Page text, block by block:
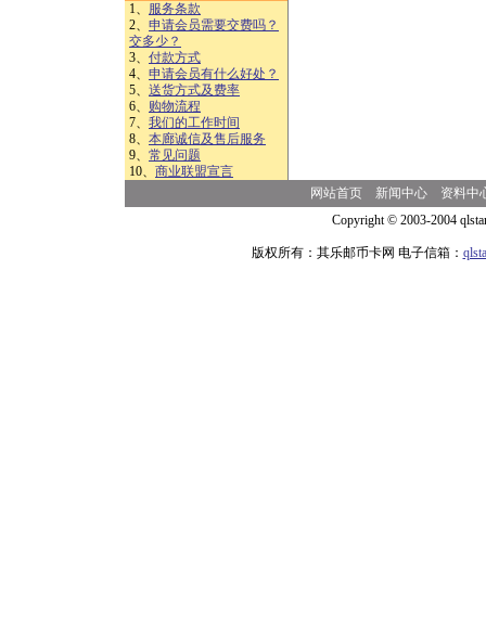
1、 服务条款
2、 申请会员需要交费吗？
交多少？
3、 付款方式
4、 申请会员有什么好处？
5、 送货方式及费率
6、 购物流程
7、 我们的工作时间
8、 本廊诚信及售后服务
9、 常见问题
10、 商业联盟宣言
网站首页 新闻中心
资料中
Copyright © 2003-2004
版权所有：其乐邮币卡网 电子信箱：